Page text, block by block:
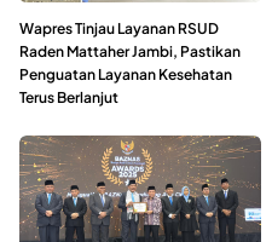
Wapres Tinjau Layanan RSUD
Raden Mattaher Jambi, Pastikan
Penguatan Layanan Kesehatan
Terus Berlanjut